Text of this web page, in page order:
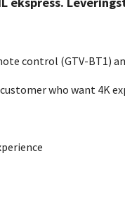
control (GTV-BT1)
who want 4K